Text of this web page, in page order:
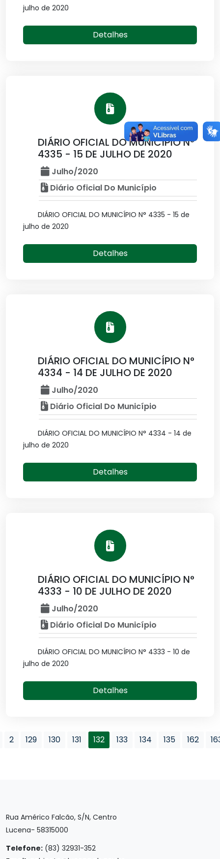
julho de 2020
Detalhes
DIÁRIO OFICIAL DO MUNICÍPIO N°
4335 - 15 DE JULHO DE 2020
Julho/2020
Diário Oficial Do Município
DIÁRIO OFICIAL DO MUNICÍPIO N° 4335 - 15 de
julho de 2020
Detalhes
DIÁRIO OFICIAL DO MUNICÍPIO N°
4334 - 14 DE JULHO DE 2020
Julho/2020
Diário Oficial Do Município
DIÁRIO OFICIAL DO MUNICÍPIO N° 4334 - 14 de
julho de 2020
Detalhes
DIÁRIO OFICIAL DO MUNICÍPIO N°
4333 - 10 DE JULHO DE 2020
Julho/2020
Diário Oficial Do Município
DIÁRIO OFICIAL DO MUNICÍPIO N° 4333 - 10 de
julho de 2020
Detalhes
2 129 130 131 132 133 134 135 162
Rua Américo Falcão, S/N, Centro
Lucena- 58315000
Telefone: (83) 32931-352